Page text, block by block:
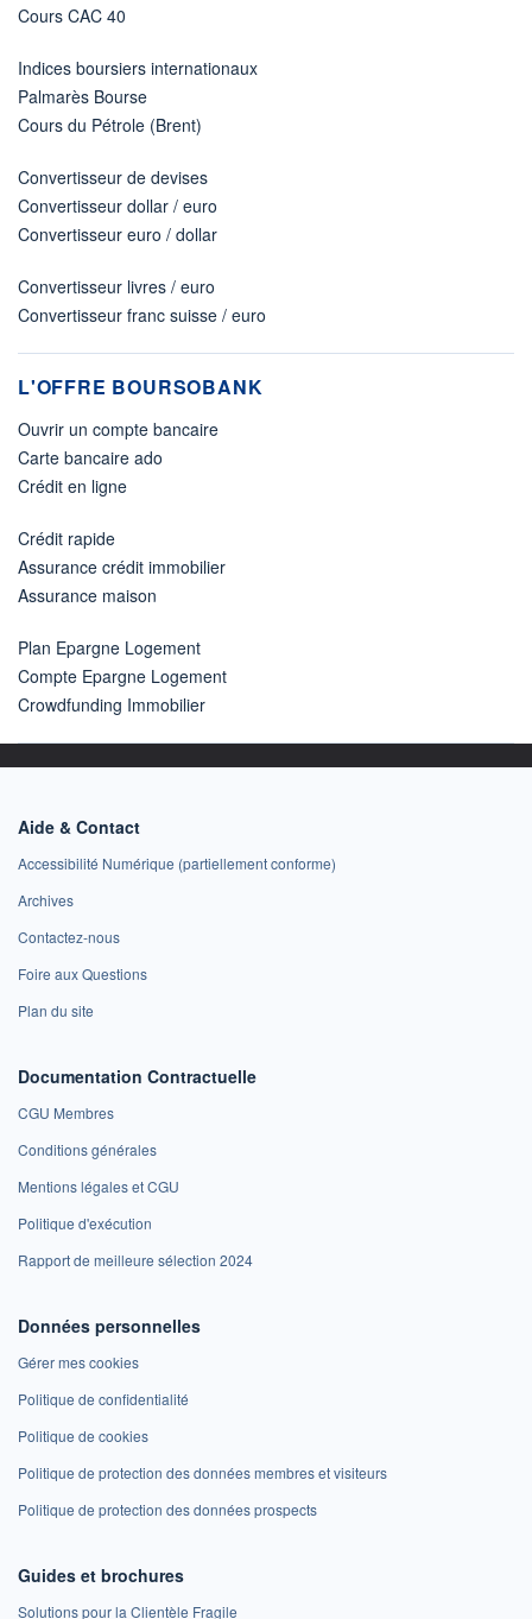
Cours CAC 40
Indices boursiers internationaux
Palmarès Bourse
Cours du Pétrole (Brent)
Convertisseur de devises
Convertisseur dollar / euro
Convertisseur euro / dollar
Convertisseur livres / euro
Convertisseur franc suisse / euro
L'OFFRE BOURSOBANK
Ouvrir un compte bancaire
Carte bancaire ado
Crédit en ligne
Crédit rapide
Assurance crédit immobilier
Assurance maison
Plan Epargne Logement
Compte Epargne Logement
Crowdfunding Immobilier
Aide & Contact
Accessibilité Numérique (partiellement conforme)
Archives
Contactez-nous
Foire aux Questions
Plan du site
Documentation Contractuelle
CGU Membres
Conditions générales
Mentions légales et CGU
Politique d'exécution
Rapport de meilleure sélection 2024
Données personnelles
Gérer mes cookies
Politique de confidentialité
Politique de cookies
Politique de protection des données membres et visiteurs
Politique de protection des données prospects
Guides et brochures
Solutions pour la Clientèle Fragile